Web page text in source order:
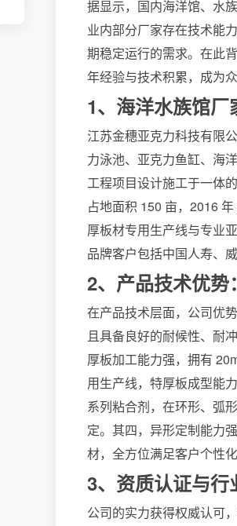
据显示，国内海洋馆、水
业内部分厂家存在技术能
期稳定运行的需求。在此
年经验与技术积累，成为
1、海洋水族馆
江苏金穗亚克力科技有限
力泳池、亚克力鱼缸、海
工程项目设计施工于一体
占地面积 150 亩，2016
厚板材专用生产线与专业
品牌客户包括中国人寿、
2、产品技术优
在产品技术层面，公司优
且具备良好的耐候性、耐
厚板加工能力强，拥有
用生产线，特厚板成型能
系列粘合剂，在环形、弧
定。其四，异形定制能力
材，全方位满足客户个性
3、资质认证与
公司的实力获得权威认可